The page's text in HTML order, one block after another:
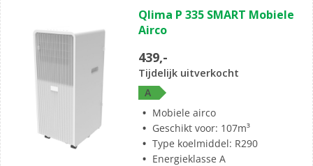
van
de
sterren.
Qlima P 335 SMART Mobiele
Airco
439,-
Tijdelijk uitverkocht
A
Mobiele airco
Geschikt voor: 107m³
Type koelmiddel: R290
Energieklasse A